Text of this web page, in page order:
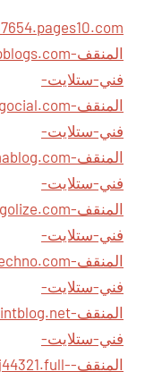
المنقف-54073117
فني-ستلايت-
المنقف-54591081
فني-ستلايت-
المنقف-53589105
فني-ستلايت-
المنقف-57845405
فني-ستلايت-
المنقف-57632507
فني-ستلايت-
المنقف-53611411
فني-ستلايت-
المنقف-58681512